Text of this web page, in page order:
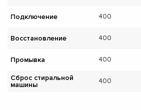
Подключение 400
Восстановление 400
Промывка 400
Сброс стиральной
машины
400